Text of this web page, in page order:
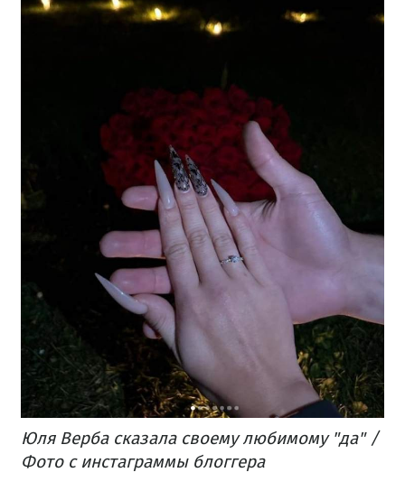
Юля Верба сказала своему любимому "да" /
Фото с инстаграммы блоггера